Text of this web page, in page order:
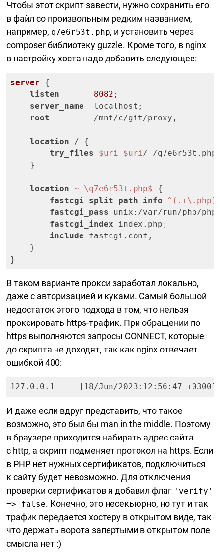
Чтобы этот скрипт завести, нужно сохранить его
в файл со произвольным редким названием,
например, q7e6r53t.php, и установить через
composer библиотеку guzzle. Кроме того, в nginx
в настройку хоста надо добавить следующее:
server {
listen
8082 ;
server_name
  localhost;
root
         /mnt/c/git/proxy;
location / {
try_files
$uri $uri/ /q7e6r53t.php
    }
location ~ \q7e6r53t.php$ {
fastcgi_split_path_info
fastcgi_pass unix:/var/run/php/
fastcgi_index index.php;
include fastcgi.conf;
    }
В таком варианте прокси заработал локально,
даже с авторизацией и куками. Самый большой
недостаток этого подхода в том, что нельзя
проксировать https-трафик. При обращении по
https выполняются запросы CONNECT, которые
до скрипта не доходят, так как nginx отвечает
ошибкой 400:
127.0.0.1 - - [18/Jun/2023:12:56:47
И даже если вдруг представить, что такое
возможно, это был бы man in the middle. Поэтому
в браузере приходится набирать адрес сайта
с http, а скрипт подменяет протокол на https. Если
в PHP нет нужных сертификатов, подключиться
к сайту будет невозможно. Для отключения
проверки сертификатов я добавил флаг 'verify'
=> false. Конечно, это несекьюрно, но тут и так
трафик передается хостеру в открытом виде, так
что держать ворота запертыми в открытом поле
смысла нет :)